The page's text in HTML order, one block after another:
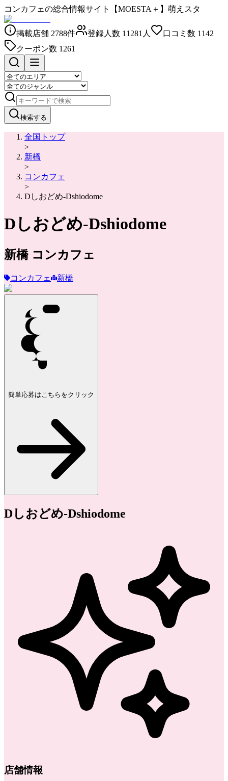
コンカフェの総合情報サイト【MOESTA＋】萌えスタ
掲載店舗 2788件 登録人数 11281 人 口コミ数 1142
クーポン数 1261
検索する
全国トップ
>
新橋
>
コンカフェ
>
Dしおどめ-Dshiodome
Dしおどめ-Dshiodome
新橋 コンカフェ
コンカフェ 新橋
簡単応募はこちらをクリック
Dしおどめ-Dshiodome
店舗情報